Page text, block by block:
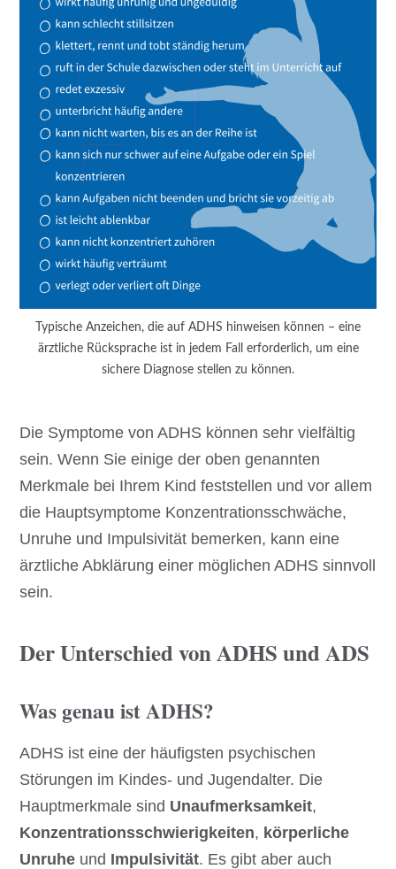
Typische Anzeichen, die auf ADHS hinweisen können – eine
ärztliche Rücksprache ist in jedem Fall erforderlich, um eine
sichere Diagnose stellen zu können.
Die Symptome von ADHS können sehr vielfältig
sein. Wenn Sie einige der oben genannten
Merkmale bei Ihrem Kind feststellen und vor allem
die Hauptsymptome Konzentrationsschwäche,
Unruhe und Impulsivität bemerken, kann eine
ärztliche Abklärung einer möglichen ADHS sinnvoll
sein.
Der Unterschied von ADHS und ADS
Was genau ist ADHS?
ADHS ist eine der häufigsten psychischen
Störungen im Kindes- und Jugendalter. Die
Hauptmerkmale sind Unaufmerksamkeit,
Konzentrationsschwierigkeiten, körperliche
Unruhe und Impulsivität. Es gibt aber auch